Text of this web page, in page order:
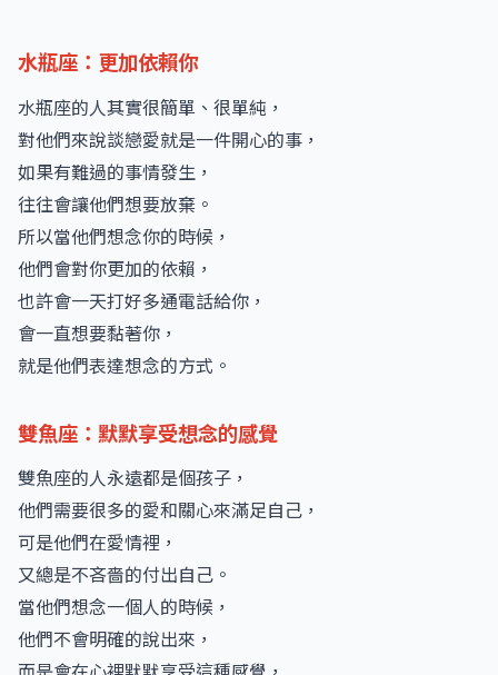
水瓶座：更加依賴你
水瓶座的人其實很簡單、很單純，
對他們來說談戀愛就是一件開心的事，
如果有難過的事情發生，
往往會讓他們想要放棄。
所以當他們想念你的時候，
他們會對你更加的依賴，
也許會一天打好多通電話給你，
會一直想要黏著你，
就是他們表達想念的方式。
雙魚座：默默享受想念的感覺
雙魚座的人永遠都是個孩子，
他們需要很多的愛和關心來滿足自己，
可是他們在愛情裡，
又總是不吝嗇的付出自己。
當他們想念一個人的時候，
他們不會明確的說出來，